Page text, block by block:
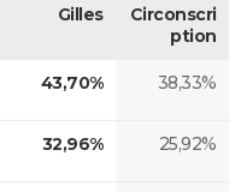
Gilles
Circonscri
ption
43,70% 38,33%
32,96% 25,92%